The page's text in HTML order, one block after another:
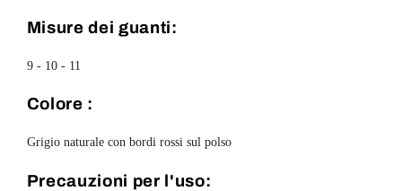
Misure dei guanti:
9 - 10 - 11
Colore :
Grigio naturale con bordi rossi sul polso
Precauzioni per l'uso: